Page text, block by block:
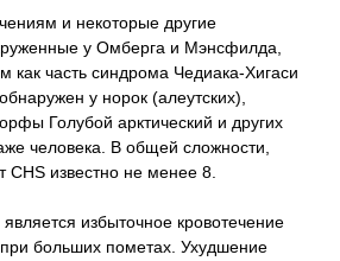
и некоторые другие
у Омберга и Мэнсфилда,
как часть синдрома Чедиака-Хигаси
у норок (алеутских),
Голубой арктический и других
человека. В общей сложности,
известно не менее 8.
избыточное кровотечение
больших пометах. Ухудшение